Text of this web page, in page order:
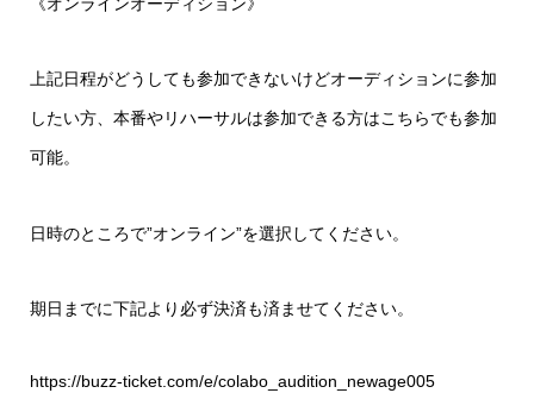
上記日程がどうしても参加できないけどオーディションに参加
したい方、本番やリハーサルは参加できる方はこちらでも参加
可能。
日時のところで”オンライン”を選択してください。
期日までに下記より必ず決済も済ませてください。
https://buzz-ticket.com/e/colabo_audition_newage005